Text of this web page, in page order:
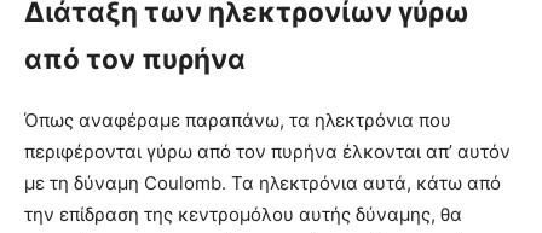
Διάταξη των ηλεκτρονίων γύρω
από τον πυρήνα
Όπως αναφέραμε παραπάνω, τα ηλεκτρόνια που
περιφέρονται γύρω από τον πυρήνα έλκονται απ’ αυτόν
με τη δύναμη Coulomb. Τα ηλεκτρόνια αυτά, κάτω από
την επίδραση της κεντρομόλου αυτής δύναμης, θα